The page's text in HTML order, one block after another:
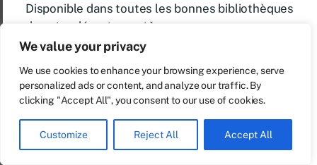
We value your privacy
We use cookies to enhance your browsing experience, serve
personalized ads or content, and analyze our traffic. By
clicking "Accept All", you consent to our use of cookies.
Customize Reject All Accept All
Disponible dans toutes les bonnes bibliothèques
de votre département.} »
|{Programmation Octave/Traitement du son
|{Photographie/Fabricants/Pentax .,sur ce lien la
fiche de présentation. A emprunter en
|{BiblioTIC : l’informatique et l’Internet au service
des bibliothèques/Les wikis en bibliothèques